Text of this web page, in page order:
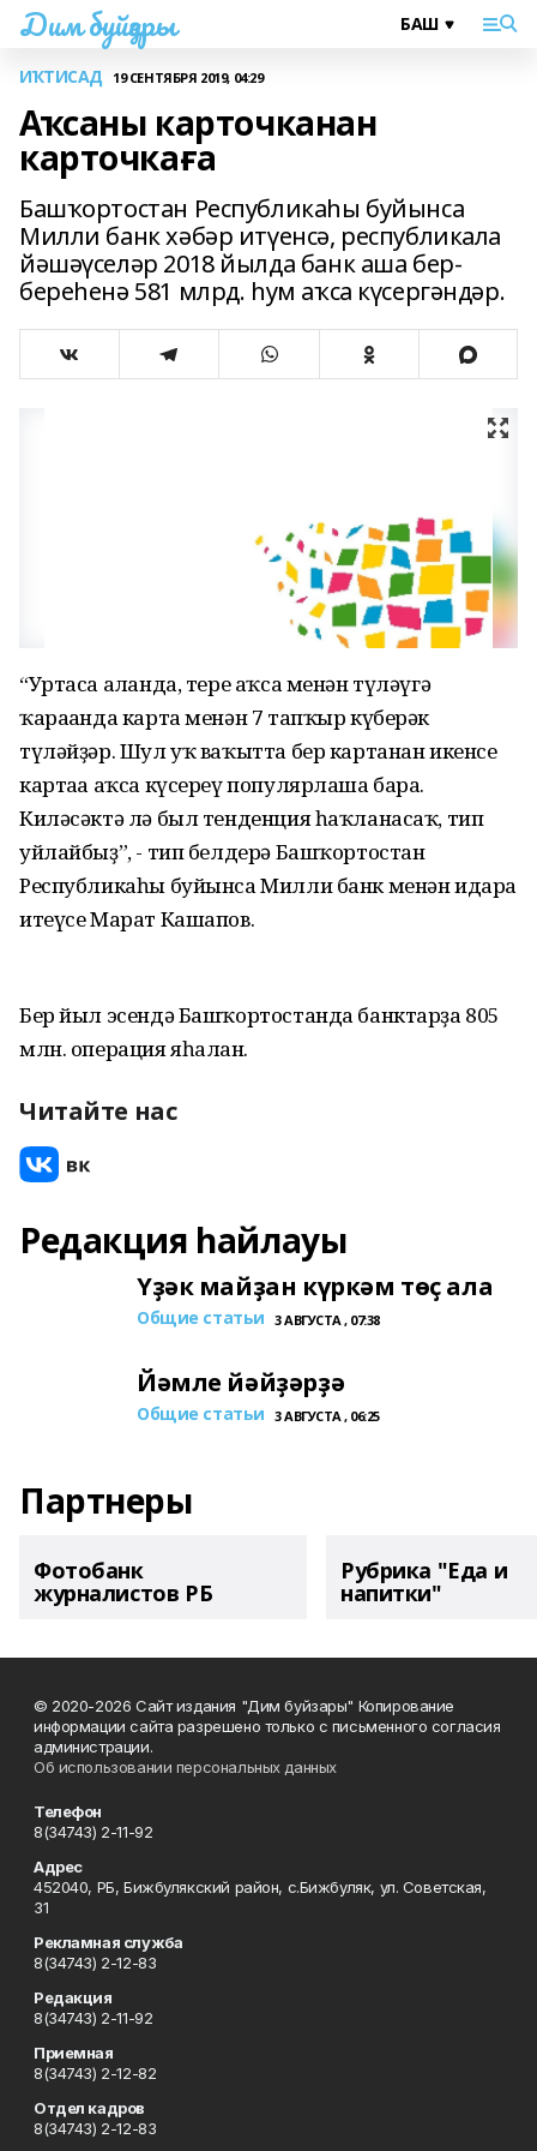
Дим буйҙары
ИҠТИСАД 19 СЕНТЯБРЯ 2019, 04:29
Аҡсаны карточканан
карточкаға
Башҡортостан Республикаһы буйынса
Милли банк хәбәр итүенсә, республикала
йәшәүселәр 2018 йылда банк аша бер-
береһенә 581 млрд. һум аҡса күсергәндәр.
“Уртаса алғанда, тере аҡса менән түләүгә
ҡарағанда карта менән 7 тапҡыр күберәк
түләйҙәр. Шул уҡ ваҡытта бер картанан икенсе
картаға аҡса күсереү популярлаша бара.
Киләсәктә лә был тенденция һаҡланасаҡ, тип
уйлайбыҙ”, - тип белдерә Башҡортостан
Республикаһы буйынса Милли банк менән идара
итеүсе Марат Кашапов.
Бер йыл эсендә Башҡортостанда банктарҙа 805
млн. операция яһалған.
Читайте нас
Редакция һайлауы
Үҙәк майҙан күркәм төҫ ала
Общие статьи 3 АВГУСТА , 07:38
Йәмле йәйҙәрҙә
Общие статьи 3 АВГУСТА , 06:25
Партнеры
Фотобанк
журналистов РБ
Рубрика "Еда и
напитки"
© 2020-2026 Сайт издания "Дим буйзары" Копирование
информации сайта разрешено только с письменного согласия
администрации.
Об использовании персональных данных
Телефон
8(34743) 2-11-92
Адрес
452040, РБ, Бижбулякский район, с.Бижбуляк, ул. Советская,
31
Рекламная служба
8(34743) 2-12-83
Редакция
8(34743) 2-11-92
Приемная
8(34743) 2-12-82
Отдел кадров
8(34743) 2-12-83